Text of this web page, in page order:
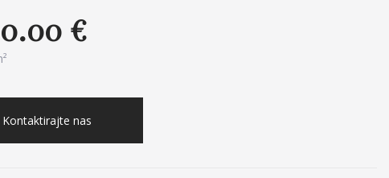
€
Kontaktirajte nas